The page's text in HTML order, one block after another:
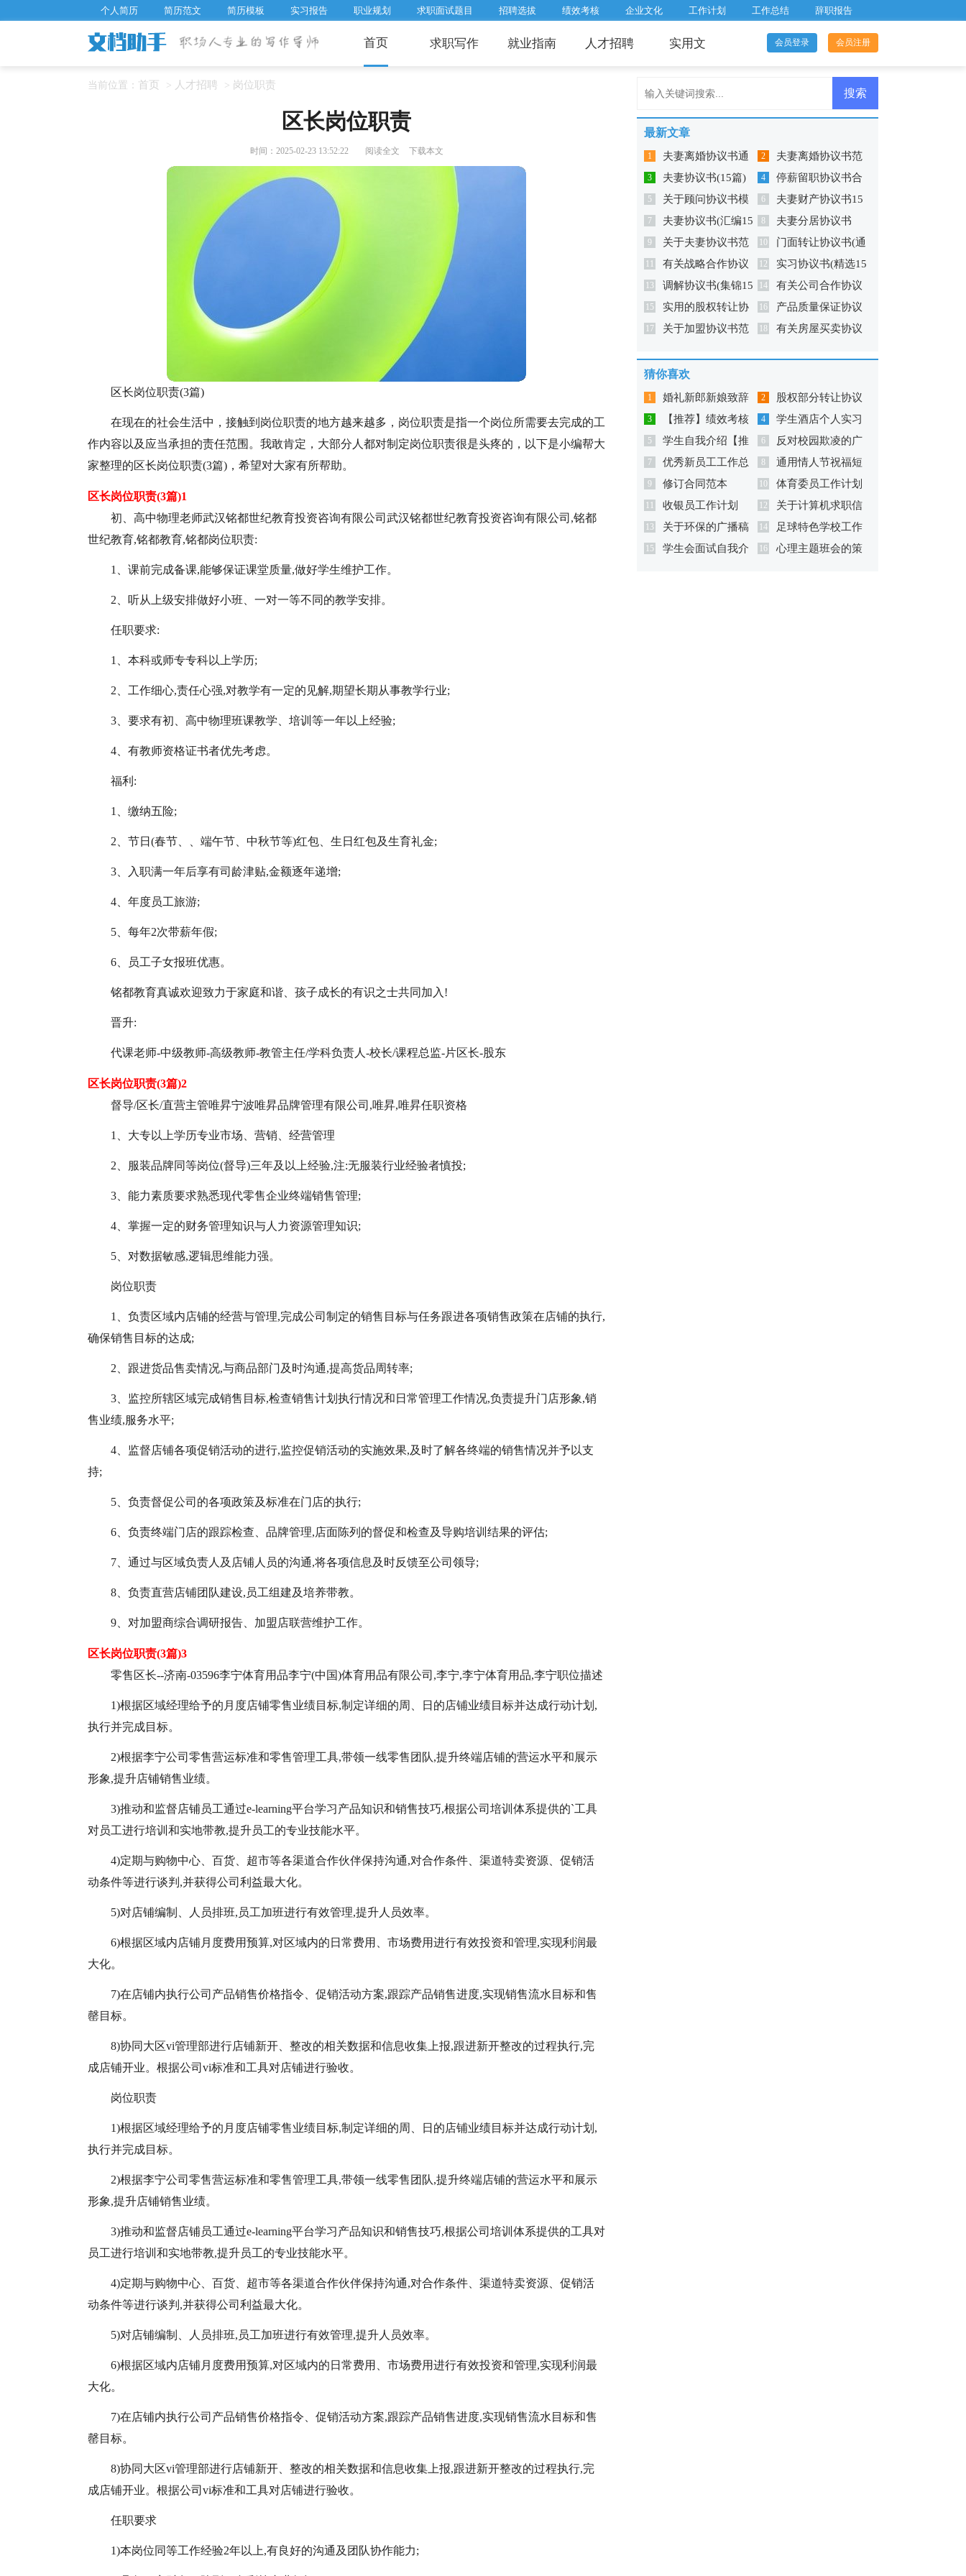
个人简历 简历范文 简历模板 实习报告 职业规划 求职面试题目 招聘选拔 绩效考核 企业文化 工作计划 工作总结 辞职报告
首页 求职写作 就业指南 人才招聘 实用文 会员登录 会员注册
当前位置： 首页 > 人才招聘 > 岗位职责
区长岗位职责
时间：2025-02-23 13:52:22 阅读全文 下载本文
区长岗位职责(3篇)
在现在的社会生活中，接触到岗位职责的地方越来越多，岗位职责是指一个岗位所需要去完成的工
作内容以及应当承担的责任范围。我敢肯定，大部分人都对制定岗位职责很是头疼的，以下是小编帮大
家整理的区长岗位职责(3篇)，希望对大家有所帮助。
区长岗位职责(3篇)1
初、高中物理老师武汉铭都世纪教育投资咨询有限公司武汉铭都世纪教育投资咨询有限公司,铭都
世纪教育,铭都教育,铭都岗位职责:
1、课前完成备课,能够保证课堂质量,做好学生维护工作。
2、听从上级安排做好小班、一对一等不同的教学安排。
任职要求:
1、本科或师专专科以上学历;
2、工作细心,责任心强,对教学有一定的见解,期望长期从事教学行业;
3、要求有初、高中物理班课教学、培训等一年以上经验;
4、有教师资格证书者优先考虑。
福利:
1、缴纳五险;
2、节日(春节、、端午节、中秋节等)红包、生日红包及生育礼金;
3、入职满一年后享有司龄津贴,金额逐年递增;
4、年度员工旅游;
5、每年2次带薪年假;
6、员工子女报班优惠。
铭都教育真诚欢迎致力于家庭和谐、孩子成长的有识之士共同加入!
晋升:
代课老师-中级教师-高级教师-教管主任/学科负责人-校长/课程总监-片区长-股东
区长岗位职责(3篇)2
督导/区长/直营主管唯昇宁波唯昇品牌管理有限公司,唯昇,唯昇任职资格
1、大专以上学历专业市场、营销、经营管理
2、服装品牌同等岗位(督导)三年及以上经验,注:无服装行业经验者慎投;
3、能力素质要求熟悉现代零售企业终端销售管理;
4、掌握一定的财务管理知识与人力资源管理知识;
5、对数据敏感,逻辑思维能力强。
岗位职责
1、负责区域内店铺的经营与管理,完成公司制定的销售目标与任务跟进各项销售政策在店铺的执行,
确保销售目标的达成;
2、跟进货品售卖情况,与商品部门及时沟通,提高货品周转率;
3、监控所辖区域完成销售目标,检查销售计划执行情况和日常管理工作情况,负责提升门店形象,销
售业绩,服务水平;
4、监督店铺各项促销活动的进行,监控促销活动的实施效果,及时了解各终端的销售情况并予以支
持;
5、负责督促公司的各项政策及标准在门店的执行;
6、负责终端门店的跟踪检查、品牌管理,店面陈列的督促和检查及导购培训结果的评估;
7、通过与区域负责人及店铺人员的沟通,将各项信息及时反馈至公司领导;
8、负责直营店铺团队建设,员工组建及培养带教。
9、对加盟商综合调研报告、加盟店联营维护工作。
区长岗位职责(3篇)3
零售区长--济南-03596李宁体育用品李宁(中国)体育用品有限公司,李宁,李宁体育用品,李宁职位描述
1)根据区域经理给予的月度店铺零售业绩目标,制定详细的周、日的店铺业绩目标并达成行动计划,
执行并完成目标。
2)根据李宁公司零售营运标准和零售管理工具,带领一线零售团队,提升终端店铺的营运水平和展示
形象,提升店铺销售业绩。
3)推动和监督店铺员工通过e-learning平台学习产品知识和销售技巧,根据公司培训体系提供的`工具
对员工进行培训和实地带教,提升员工的专业技能水平。
4)定期与购物中心、百货、超市等各渠道合作伙伴保持沟通,对合作条件、渠道特卖资源、促销活
动条件等进行谈判,并获得公司利益最大化。
5)对店铺编制、人员排班,员工加班进行有效管理,提升人员效率。
6)根据区域内店铺月度费用预算,对区域内的日常费用、市场费用进行有效投资和管理,实现利润最
大化。
7)在店铺内执行公司产品销售价格指令、促销活动方案,跟踪产品销售进度,实现销售流水目标和售
罄目标。
8)协同大区vi管理部进行店铺新开、整改的相关数据和信息收集上报,跟进新开整改的过程执行,完
成店铺开业。根据公司vi标准和工具对店铺进行验收。
岗位职责
1)根据区域经理给予的月度店铺零售业绩目标,制定详细的周、日的店铺业绩目标并达成行动计划,
执行并完成目标。
2)根据李宁公司零售营运标准和零售管理工具,带领一线零售团队,提升终端店铺的营运水平和展示
形象,提升店铺销售业绩。
3)推动和监督店铺员工通过e-learning平台学习产品知识和销售技巧,根据公司培训体系提供的工具对
员工进行培训和实地带教,提升员工的专业技能水平。
4)定期与购物中心、百货、超市等各渠道合作伙伴保持沟通,对合作条件、渠道特卖资源、促销活
动条件等进行谈判,并获得公司利益最大化。
5)对店铺编制、人员排班,员工加班进行有效管理,提升人员效率。
6)根据区域内店铺月度费用预算,对区域内的日常费用、市场费用进行有效投资和管理,实现利润最
大化。
7)在店铺内执行公司产品销售价格指令、促销活动方案,跟踪产品销售进度,实现销售流水目标和售
罄目标。
8)协同大区vi管理部进行店铺新开、整改的相关数据和信息收集上报,跟进新开整改的过程执行,完
成店铺开业。根据公司vi标准和工具对店铺进行验收。
任职要求
1)本岗位同等工作经验2年以上,有良好的沟通及团队协作能力;
最新文章
1
夫妻离婚协议书通
用版
2
夫妻离婚协议书范
本
3 夫妻协议书(15篇) 4
停薪留职协议书合
集六篇
5
关于顾问协议书模
板锦集六篇
6
夫妻财产协议书15
篇
7
夫妻协议书(汇编15
篇)
8 夫妻分居协议书
9
关于夫妻协议书范
文锦集七篇
10
门面转让协议书(通
用版)
11
有关战略合作协议
书范文汇总五篇
12
实习协议书(精选15
篇)
13
调解协议书(集锦15
篇)
14
有关公司合作协议
书范文汇总十篇
15
实用的股权转让协
议书汇编10篇
16
产品质量保证协议
书8篇
17
关于加盟协议书范
18
有关房屋买卖协议
猜你喜欢
1 婚礼新郎新娘致辞 2
股权部分转让协议
书
3
【推荐】绩效考核
方案
4
学生酒店个人实习
总结
5
学生自我介绍【推
荐】
6
反对校园欺凌的广
播稿（精选10篇）
7
优秀新员工工作总
结
8
通用情人节祝福短
语集锦39条
9 修订合同范本 10
体育委员工作计划
合集六篇
11 收银员工作计划 12
关于计算机求职信
范文集锦三篇
13
关于环保的广播稿
(汇编15篇)
14
足球特色学校工作
计划
15
学生会面试自我介
16
心理主题班会的策